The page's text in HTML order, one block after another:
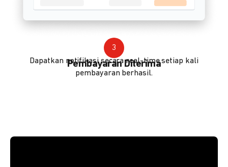
3
Pembayaran Diterima
Dapatkan notifikasi secara real-time setiap kali
pembayaran berhasil.